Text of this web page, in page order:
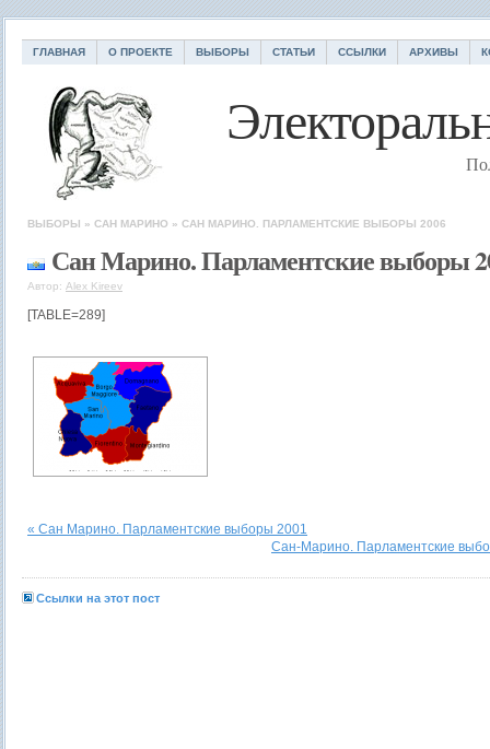
ГЛАВНАЯ О ПРОЕКТЕ ВЫБОРЫ СТАТЬИ ССЫЛКИ АРХИВЫ
ВЫБОРЫ » САН МАРИНО » САН МАРИНО. ПАРЛАМЕНТСКИЕ ВЫБОРЫ 2006
Сан Марино. Парламентские выборы
Автор: Alex Kireev
[TABLE=289]
« Сан Марино. Парламентские выборы 2001
Сан-Марино. Парламентские
Ссылки на этот пост